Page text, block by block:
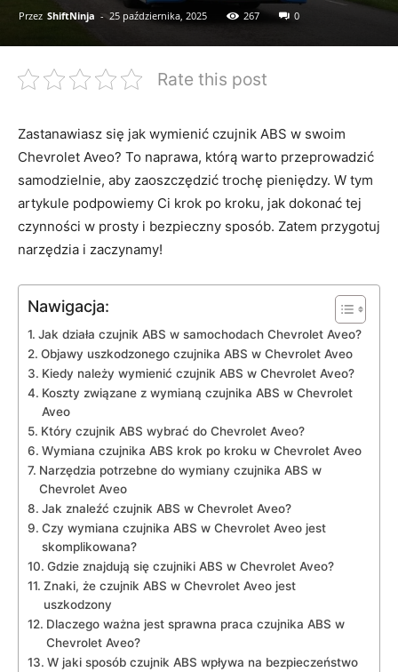
Przez ShiftNinja - 25 października, 2025 267 0
Rate this post
Zastanawiasz się jak wymienić czujnik ABS w swoim
Chevrolet Aveo? To naprawa,‍ którą warto przeprowadzić
samodzielnie, aby zaoszczędzić trochę pieniędzy. ⁣W tym
artykule podpowiemy Ci krok po kroku, jak dokonać tej
czynności w prosty i bezpieczny sposób. Zatem przygotuj
narzędzia i zaczynamy!
Nawigacja:
Jak działa czujnik ABS w samochodach⁢ Chevrolet Aveo?
Objawy uszkodzonego czujnika ABS‍ w Chevrolet ​Aveo
Kiedy należy ⁤wymienić czujnik ABS ‌w​ Chevrolet Aveo?
Koszty⁣ związane z wymianą czujnika ABS w Chevrolet
Aveo
Który czujnik ABS wybrać ​do Chevrolet Aveo?
Wymiana czujnika⁤ ABS⁤ krok po​ kroku w Chevrolet Aveo
Narzędzia potrzebne do wymiany czujnika ABS⁤ w
Chevrolet Aveo
Jak znaleźć czujnik ABS w Chevrolet Aveo?
Czy wymiana czujnika ABS w Chevrolet Aveo jest
skomplikowana?
Gdzie znajdują się czujniki ABS w​ Chevrolet Aveo?
Znaki, że czujnik ABS w Chevrolet Aveo jest
uszkodzony
Dlaczego ważna jest sprawna praca ⁣czujnika ABS w
Chevrolet Aveo?
W jaki sposób czujnik ABS wpływa na bezpieczeństwo